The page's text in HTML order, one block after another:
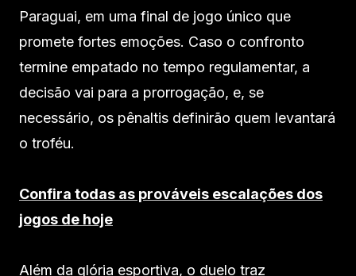
Paraguai, em uma final de jogo único que
promete fortes emoções. Caso o confronto
termine empatado no tempo regulamentar, a
decisão vai para a prorrogação, e, se
necessário, os pênaltis definirão quem levantará
o troféu.
Confira todas as prováveis escalações dos
jogos de hoje
Além da glória esportiva, o duelo traz